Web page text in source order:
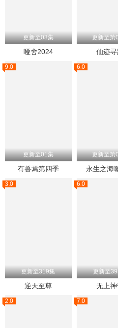
更新至03集
哑舍2024
更新至第
仙迹
9.0
更新至01集
有兽焉第四季
6.0
更新至第
永生之海
3.0
更新至319集
逆天至尊
6.0
更新至
无上神
2.0 7.0